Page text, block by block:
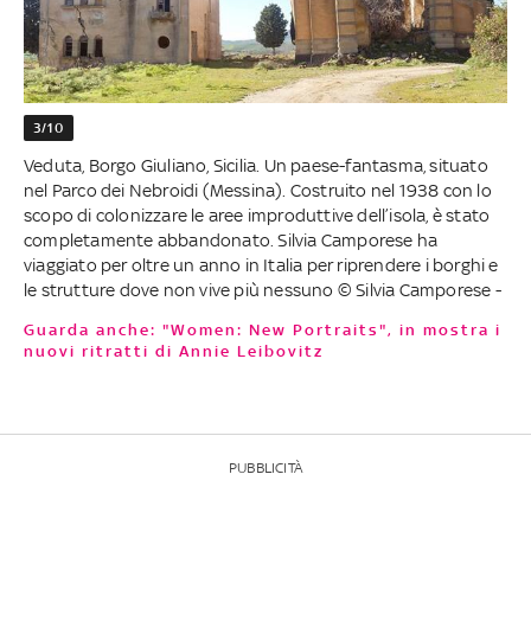
3/10
Veduta, Borgo Giuliano, Sicilia. Un paese-fantasma, situato
nel Parco dei Nebroidi (Messina). Costruito nel 1938 con lo
scopo di colonizzare le aree improduttive dell’isola, è stato
completamente abbandonato. Silvia Camporese ha
viaggiato per oltre un anno in Italia per riprendere i borghi e
le strutture dove non vive più nessuno © Silvia Camporese -
Guarda anche: "Women: New Portraits", in mostra i
nuovi ritratti di Annie Leibovitz
PUBBLICITÀ